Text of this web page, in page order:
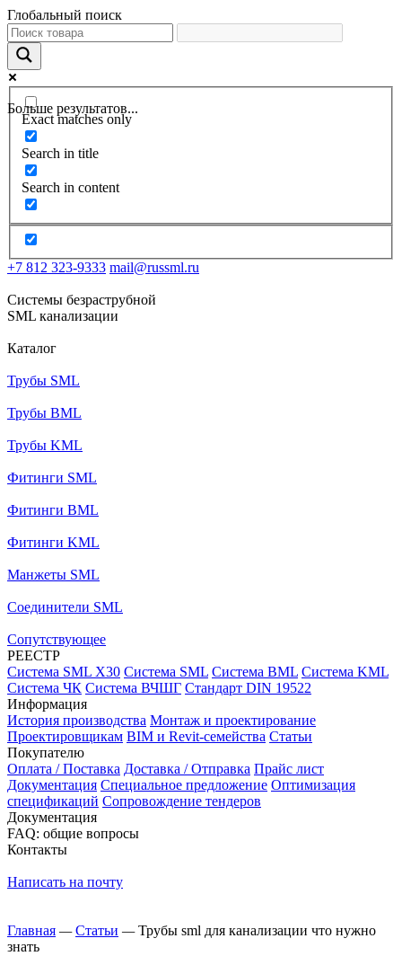
Глобальный поиск
Больше результатов...
Exact matches only
Search in title
Search in content
+7 812 323-9333 mail@russml.ru
Системы безраструбной
SML канализации
Каталог
Трубы SML
Трубы BML
Трубы KML
Фитинги SML
Фитинги BML
Фитинги KML
Манжеты SML
Соединители SML
Сопутствующее
РЕЕСТР
Система SML X30 Система SML Система BML Система KML
Система ЧК Система ВЧШГ Стандарт DIN 19522
Информация
История производства Монтаж и проектирование
Проектировщикам BIM и Revit-семейства Статьи
Покупателю
Оплата / Поставка Доставка / Отправка Прайс лист
Документация Специальное предложение Оптимизация
спецификаций Сопровождение тендеров
Документация
FAQ: общие вопросы
Контакты
Написать на почту
Главная — Статьи — Трубы sml для канализации что нужно
знать